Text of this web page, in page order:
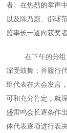
者。在热烈的掌声
以及陈乃蔚、邵曙
监事长一道向获奖者
在下午的分
深受鼓舞；并履行
组代表在大会发言
可和充分肯定，就
盛雷鸣会长逐条作
体代表逐项进行表